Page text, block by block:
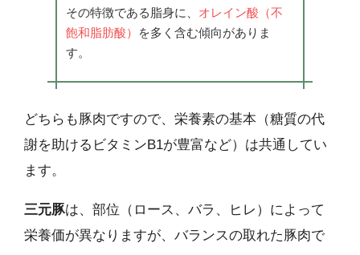
その特徴である脂身に、 オレイン酸（不
飽和脂肪酸）
を多く含む傾向がありま
す。
どちらも豚肉ですので、栄養素の基本（糖質の代
謝を助けるビタミンB1が豊富など）は共通してい
ます。
三元豚は、部位（ロース、バラ、ヒレ）によって
栄養価が異なりますが、バランスの取れた豚肉で